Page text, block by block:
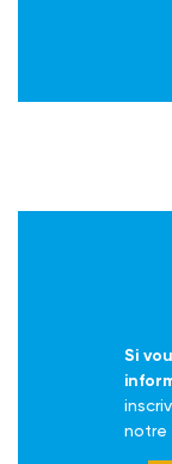
Si
notre